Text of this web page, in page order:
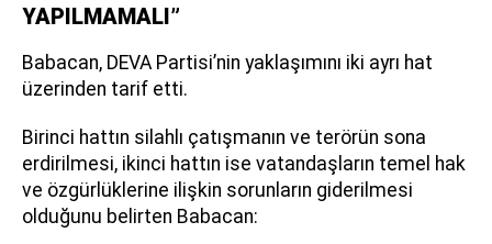
YAPILMAMALI”
Babacan, DEVA Partisi’nin yaklaşımını iki ayrı hat
üzerinden tarif etti.
Birinci hattın silahlı çatışmanın ve terörün sona
erdirilmesi, ikinci hattın ise vatandaşların temel hak
ve özgürlüklerine ilişkin sorunların giderilmesi
olduğunu belirten Babacan: